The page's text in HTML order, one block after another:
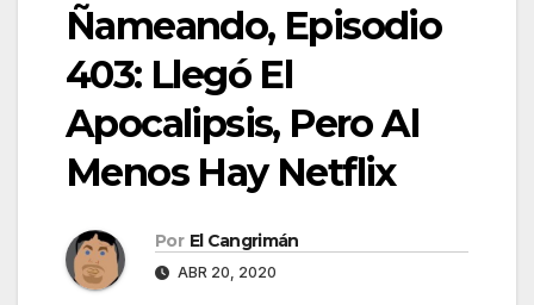
Ñameando, Episodio
403: Llegó El
Apocalipsis, Pero Al
Menos Hay Netflix
Por El Cangrimán
ABR 20, 2020